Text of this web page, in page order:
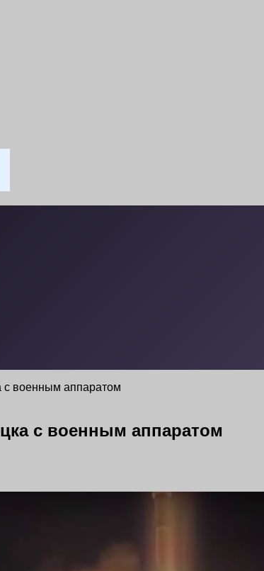
с военным аппаратом
с военным аппаратом